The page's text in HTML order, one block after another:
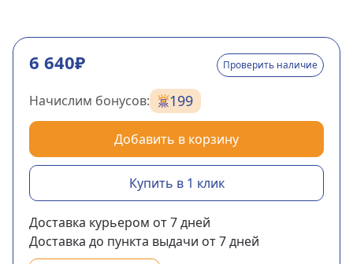
6 640₽ Проверить наличие
Начислим бонусов: 199
Добавить в корзину
Купить в 1 клик
Доставка курьером от 7дней
Доставка до пункта выдачи от 7дней